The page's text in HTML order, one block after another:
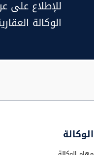
للإطلاع على
الوكالة
الوكالة